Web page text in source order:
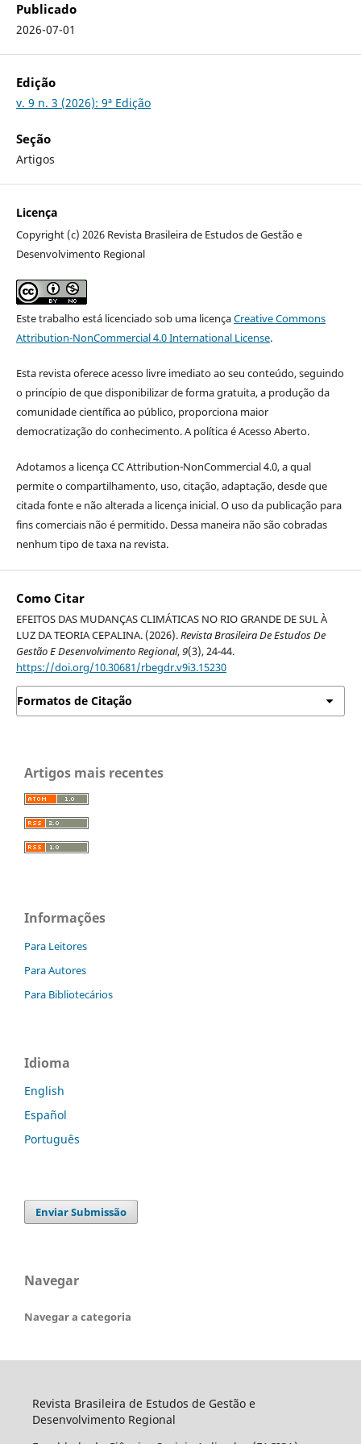
Publicado
2026-07-01
Edição
v. 9 n. 3 (2026): 9ª Edição
Seção
Artigos
Licença
Copyright (c) 2026 Revista Brasileira de Estudos de Gestão e
Desenvolvimento Regional
Este trabalho está licenciado sob uma licençaCreative Commons
Attribution-NonCommercial 4.0 International License.
Esta revista oferece acesso livre imediato ao seu conteúdo, seguindo
o princípio de que disponibilizar de forma gratuita, a produção da
comunidade científica ao público, proporciona maior
democratização do conhecimento. A política é Acesso Aberto.
Adotamos a licença CC Attribution-NonCommercial 4.0, a qual
permite o compartilhamento, uso, citação, adaptação, desde que
citada fonte e não alterada a licença inicial. O uso da publicação para
fins comerciais não é permitido. Dessa maneira não são cobradas
nenhum tipo de taxa na revista.
Como Citar
EFEITOS DAS MUDANÇAS CLIMÁTICAS NO RIO GRANDE DE SUL À
LUZ DA TEORIA CEPALINA. (2026).Revista Brasileira De Estudos De
Gestão E Desenvolvimento Regional,9(3), 24-44.
https://doi.org/10.30681/rbegdr.v9i3.15230
Formatos de Citação
Artigos mais recentes
Informações
Para Leitores
Para Autores
Para Bibliotecários
Idioma
English
Español
Português
Enviar Submissão
Navegar
Navegar a categoria
Revista Brasileira de Estudos de Gestão e
Desenvolvimento Regional